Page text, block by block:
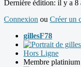
Dernière édition: il y a 8
Connexion ou Créer un
gillesF78
Hors Ligne
Membre platinium